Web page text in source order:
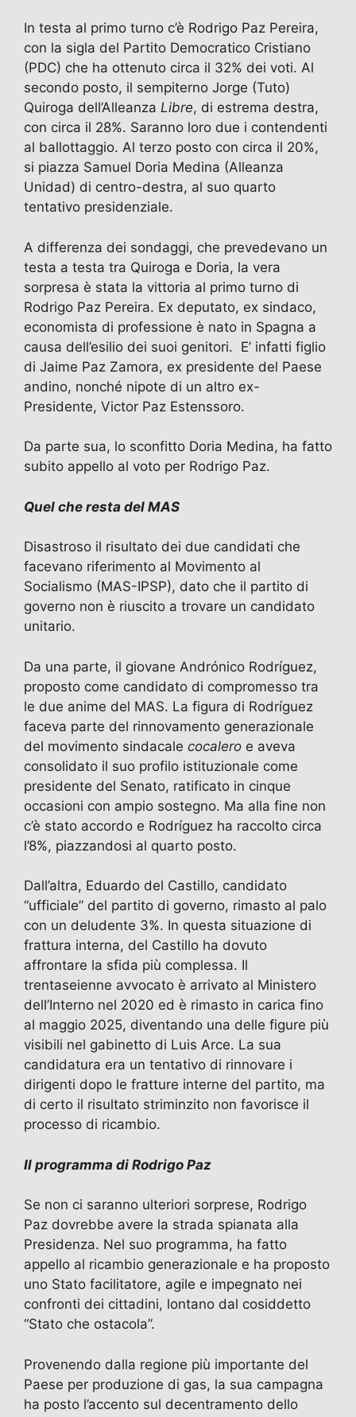
In testa al primo turno c’è Rodrigo Paz Pereira,
con la sigla del Partito Democratico Cristiano
(PDC) che ha ottenuto circa il 32% dei voti. Al
secondo posto, il sempiterno Jorge (Tuto)
Quiroga dell’Alleanza Libre, di estrema destra,
con circa il 28%. Saranno loro due i contendenti
al ballottaggio. Al terzo posto con circa il 20%,
si piazza Samuel Doria Medina (Alleanza
Unidad) di centro-destra, al suo quarto
tentativo presidenziale.
A differenza dei sondaggi, che prevedevano un
testa a testa tra Quiroga e Doria, la vera
sorpresa è stata la vittoria al primo turno di
Rodrigo Paz Pereira. Ex deputato, ex sindaco,
economista di professione è nato in Spagna a
causa dell’esilio dei suoi genitori. E’ infatti figlio
di Jaime Paz Zamora, ex presidente del Paese
andino, nonché nipote di un altro ex-
Presidente, Victor Paz Estenssoro.
Da parte sua, lo sconfitto Doria Medina, ha fatto
subito appello al voto per Rodrigo Paz.
Quel che resta del MAS
Disastroso il risultato dei due candidati che
facevano riferimento al Movimento al
Socialismo (MAS-IPSP), dato che il partito di
governo non è riuscito a trovare un candidato
unitario.
Da una parte, il giovane Andrónico Rodríguez,
proposto come candidato di compromesso tra
le due anime del MAS. La figura di Rodríguez
faceva parte del rinnovamento generazionale
del movimento sindacale cocalero e aveva
consolidato il suo profilo istituzionale come
presidente del Senato, ratificato in cinque
occasioni con ampio sostegno. Ma alla fine non
c’è stato accordo e Rodríguez ha raccolto circa
l’8%, piazzandosi al quarto posto.
Dall’altra, Eduardo del Castillo, candidato
“ufficiale” del partito di governo, rimasto al palo
con un deludente 3%. In questa situazione di
frattura interna, del Castillo ha dovuto
affrontare la sfida più complessa. Il
trentaseienne avvocato è arrivato al Ministero
dell’Interno nel 2020 ed è rimasto in carica fino
al maggio 2025, diventando una delle figure più
visibili nel gabinetto di Luis Arce. La sua
candidatura era un tentativo di rinnovare i
dirigenti dopo le fratture interne del partito, ma
di certo il risultato striminzito non favorisce il
processo di ricambio.
Il programma di Rodrigo Paz
Se non ci saranno ulteriori sorprese, Rodrigo
Paz dovrebbe avere la strada spianata alla
Presidenza. Nel suo programma, ha fatto
appello al ricambio generazionale e ha proposto
uno Stato facilitatore, agile e impegnato nei
confronti dei cittadini, lontano dal cosiddetto
“Stato che ostacola”.
Provenendo dalla regione più importante del
Paese per produzione di gas, la sua campagna
ha posto l’accento sul decentramento dello